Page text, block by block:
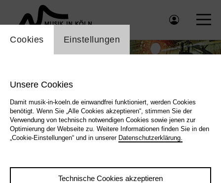
Einstellung Cookienbanner
Cookies Einstellungen
Unsere Cookies
Damit musik-in-koeln.de einwandfrei funktioniert, werden Cookies
benötigt. Wenn Sie „Alle Cookies akzeptieren“, stimmen Sie der
Verwendung von technisch notwendigen Cookies sowie jenen zur
Optimierung der Webseite zu. Weitere Informationen finden Sie in den
„Cookie-Einstellungen“ und in unserer Datenschutzerklärung.
Technische Cookies akzeptieren
Media Container überspringen